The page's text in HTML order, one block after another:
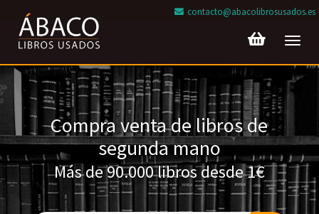
contacto@abacolibrosusados.es
Compra venta de libros de
segunda mano
Más de 90.000 libros desde 1€